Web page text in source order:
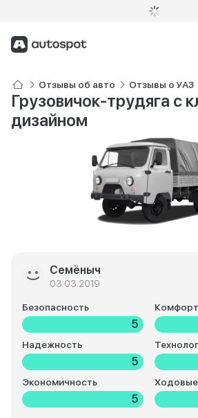
Отзывы об авто Отзывы о УАЗ
Грузовичок-трудяга с
дизайном
Семёныч
03.03.2019
Безопасность
5
Комфорт
Надежность
5
Экономичность
5
Ходовые